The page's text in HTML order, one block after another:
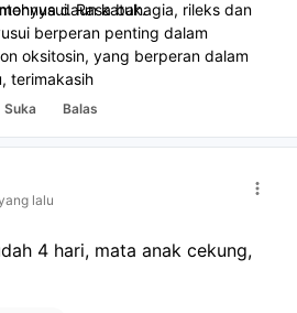
Rasa bahagia, rileks dan
berperan penting dalam
oksitosin, yang berperan dalam
daun katuk.
terimakasih
Suka Balas
lalu
4 hari, mata anak cekung,